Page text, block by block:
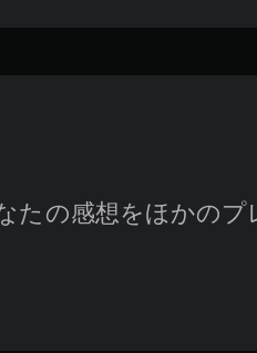
たの感想をほかのプ